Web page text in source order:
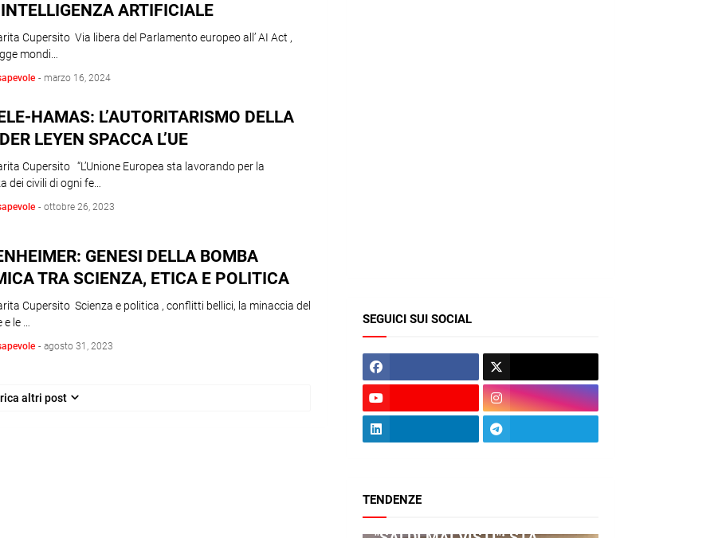
ARTIFICIALE
Cupersito Via libera del Parlamento europeo all’ AI Act ,
mondi…
- marzo 16, 2024
HAMAS: L’AUTORITARISMO DELLA
LEYEN SPACCA L’UE
Cupersito “L’Unione Europea sta lavorando per la
dei civili di ogni fe…
- ottobre 26, 2023
GENESI DELLA BOMBA
TRA SCIENZA, ETICA E POLITICA
Cupersito Scienza e politica , conflitti bellici, la minaccia del
le …
- agosto 31, 2023
altri post
SEGUICI SUI SOCIAL
TENDENZE